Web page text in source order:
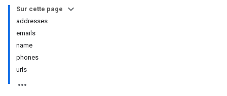
Sur cette page
addresses
emails
name
phones
urls